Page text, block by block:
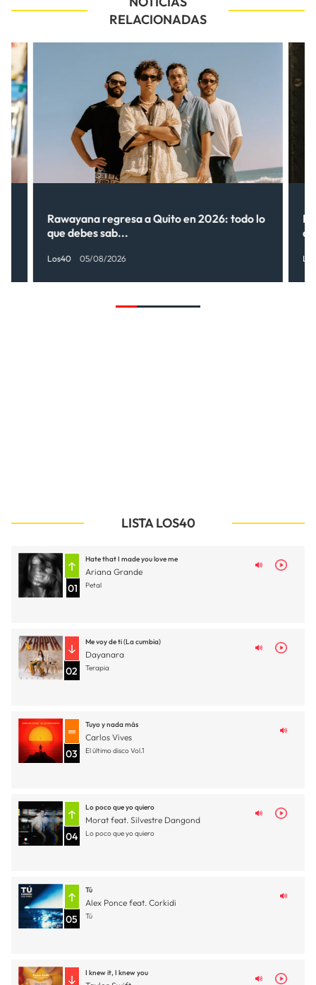
RELACIONADAS
Rawayana regresa a Quito en 2026: todo lo
que debes sab...
Los40 05/08/2026
LISTA LOS40
01
Hate that I made you love me
Ariana Grande
Petal
02
Me voy de ti (La cumbia)
Dayanara
Terapia
03
Tuyo y nada más
Carlos Vives
El último disco Vol.1
04
Lo poco que yo quiero
Morat feat. Silvestre Dangond
Lo poco que yo quiero
05
Tú
Alex Ponce feat. Corkidi
Tú
I knew it, I knew you